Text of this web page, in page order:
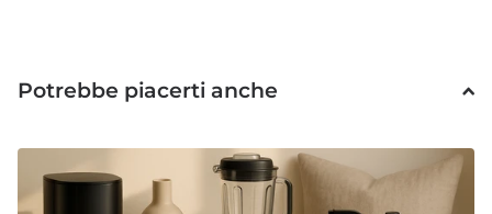
Potrebbe piacerti anche